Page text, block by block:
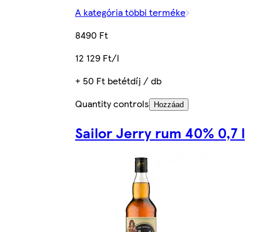
A kategória többi terméke
8490 Ft
12 129 Ft/l
+ 50 Ft betétdíj / db
Quantity controls
Hozzáad
Sailor Jerry rum 40% 0,7 l